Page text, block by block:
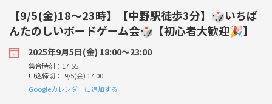
【9/5(金)18〜23時】【中野駅徒歩3分】🎲いちば
んたのしいボードゲーム会🎲【初心者大歓迎🎉】
2025年9月5日(金) 18:00〜23:00
集合時刻：17:55
申込締切： 9/5(金) 17:00
Googleカレンダーに追加する